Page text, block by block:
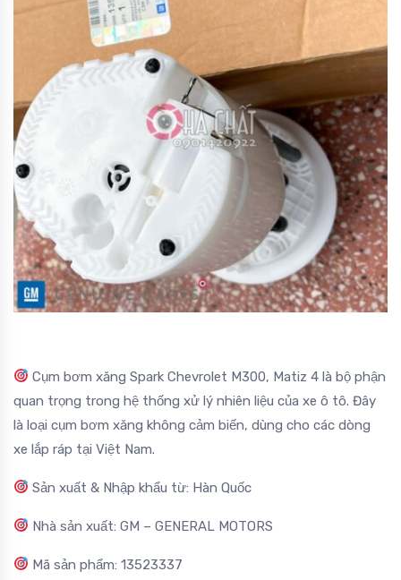
Cụm bơm xăng Spark Chevrolet M300, Matiz 4 là bộ phận
quan trọng trong hệ thống xử lý nhiên liệu của xe ô tô. Đây
là loại cụm bơm xăng không cảm biến, dùng cho các dòng
xe lắp ráp tại Việt Nam.
Sản xuất & Nhập khẩu từ: Hàn Quốc
Nhà sản xuất: GM – GENERAL MOTORS
Mã sản phẩm: 13523337